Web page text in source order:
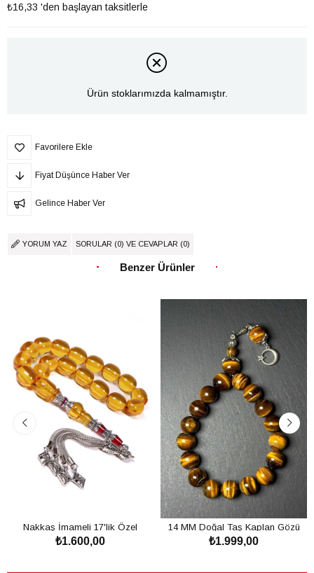
₺16,33 'den başlayan taksitlerle
Ürün stoklarımızda kalmamıştır.
Favorilere Ekle
Fiyat Düşünce Haber Ver
Gelince Haber Ver
YORUM YAZ SORULAR (0) VE CEVAPLAR (0)
Benzer Ürünler
Nakkaş İmameli 17'lik Özel
Döküm Ateş Tesbih
₺1.600,00
14 MM Doğal Taş Kaplan Gözü
Tesbih
₺1.999,00